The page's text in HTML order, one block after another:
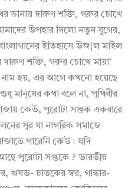
ডানায় দারুণ শক্তি, গরুর চোখে
উপহার দিলো নতুন যুগের,
ইতিহাসে উজ¦ল মাইল
শক্তি, গরুর চোখে মায়া’
হয়, এর আগে কখনো হয়েছে
মানুষের কথা বলে না, পৃথিবীর
কেউ, পুরোটা সপ্তক একবারে
সুর যা নাগরিক সমাজে
পারেনি কেউ। যদি
পুরোটা সপ্তকে ? ভারতীয়
ঋষভ- চাতকের স্বর, গান্ধার-